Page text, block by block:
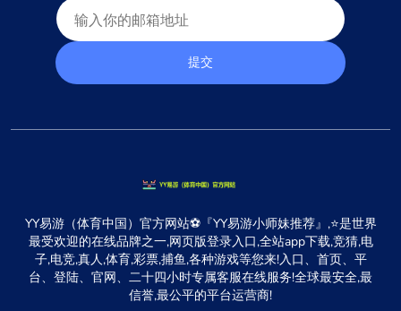
提交
YY易游（体育中国）官方网站⚽️『YY易游小师妹推荐』,⭐️是世界
最受欢迎的在线品牌之一,网页版登录入口,全站app下载,竞猜,电
子,电竞,真人,体育,彩票,捕鱼,各种游戏等您来!入口、首页、平
台、登陆、官网、二十四小时专属客服在线服务!全球最安全,最
信誉,最公平的平台运营商!